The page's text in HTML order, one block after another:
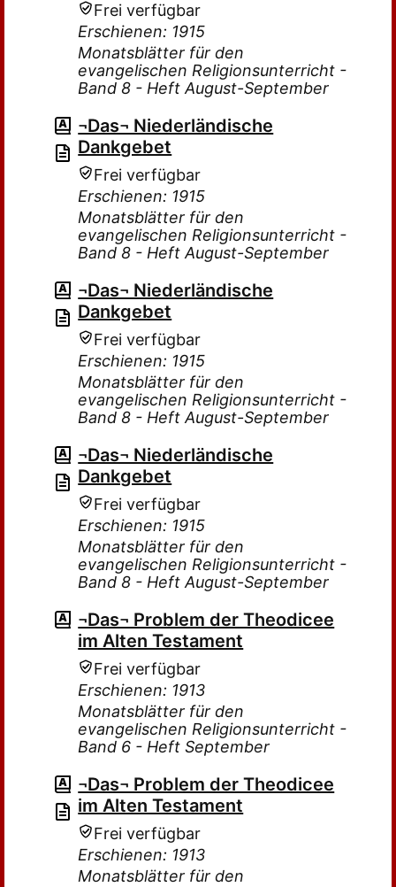
Frei verfügbar
Erschienen: 1915
Monatsblätter für den
evangelischen Religionsunterricht -
Band 8 - Heft August-September
¬Das¬ Niederländische
Dankgebet
Frei verfügbar
Erschienen: 1915
Monatsblätter für den
evangelischen Religionsunterricht -
Band 8 - Heft August-September
¬Das¬ Niederländische
Dankgebet
Frei verfügbar
Erschienen: 1915
Monatsblätter für den
evangelischen Religionsunterricht -
Band 8 - Heft August-September
¬Das¬ Niederländische
Dankgebet
Frei verfügbar
Erschienen: 1915
Monatsblätter für den
evangelischen Religionsunterricht -
Band 8 - Heft August-September
¬Das¬ Problem der Theodicee
im Alten Testament
Frei verfügbar
Erschienen: 1913
Monatsblätter für den
evangelischen Religionsunterricht -
Band 6 - Heft September
¬Das¬ Problem der Theodicee
im Alten Testament
Frei verfügbar
Erschienen: 1913
Monatsblätter für den